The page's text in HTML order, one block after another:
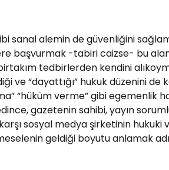
sanal alemin de güvenliğini
başvurmak -tabiri caizse- bu
tedbirlerden kendini
ve “dayattığı” hukuk
“hüküm verme” gibi egemenlik
gazetenin sahibi, yayın
sosyal medya şirketinin
geldiği boyutu anlamak